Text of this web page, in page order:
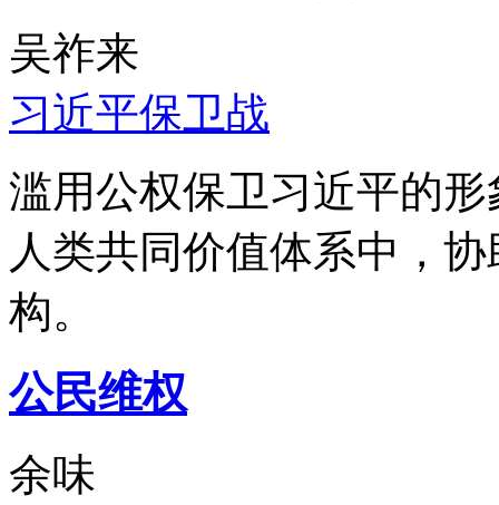
吴祚来
习近平保卫战
滥用公权保卫习近平的
人类共同价值体系中，
构。
公民维权
余味